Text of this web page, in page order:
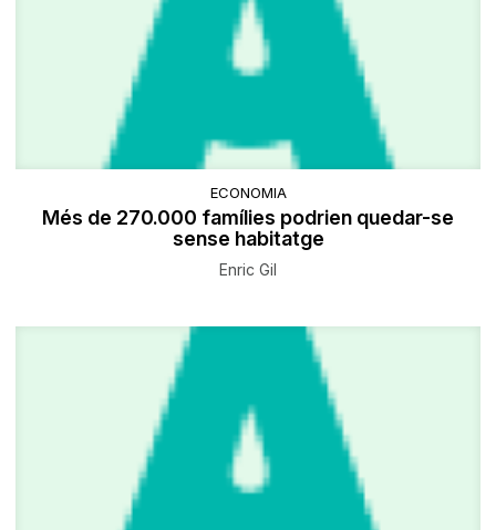
ECONOMIA
Més de 270.000 famílies podrien quedar-se
sense habitatge
Enric Gil